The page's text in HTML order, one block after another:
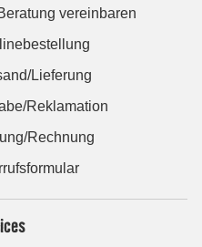
vereinbaren
Lieferung
Reklamation
Rechnung